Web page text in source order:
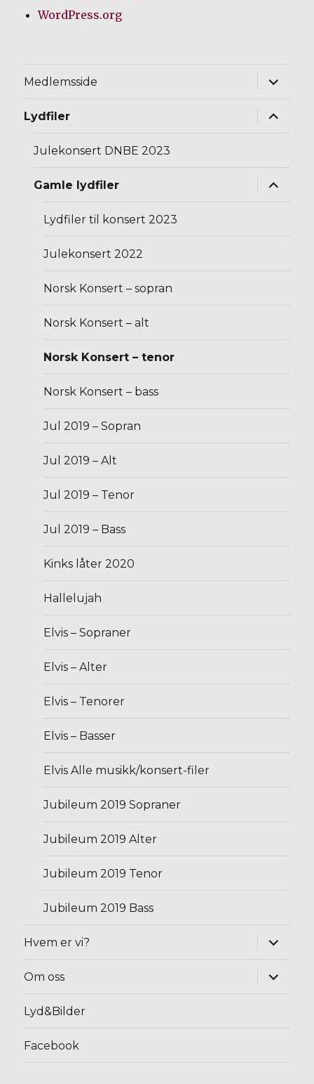
WordPress.org
Medlemsside
Utvid
Lydfiler
Utvid
Julekonsert DNBE 2023
Gamle lydfiler
Utvid
Lydfiler til konsert 2023
Julekonsert 2022
Norsk Konsert – sopran
Norsk Konsert – alt
Norsk Konsert – tenor
Norsk Konsert – bass
Jul 2019 – Sopran
Jul 2019 – Alt
Jul 2019 – Tenor
Jul 2019 – Bass
Kinks låter 2020
Hallelujah
Elvis – Sopraner
Elvis – Alter
Elvis – Tenorer
Elvis – Basser
Elvis Alle musikk/konsert-filer
Jubileum 2019 Sopraner
Jubileum 2019 Alter
Jubileum 2019 Tenor
Jubileum 2019 Bass
Hvem er vi?
Utvid
Om oss
Utvid
Lyd&Bilder
Facebook